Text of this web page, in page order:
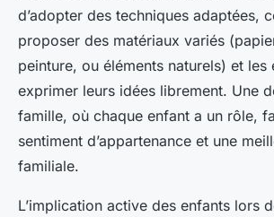
d’adopter des techniques adaptées,
proposer des matériaux variés
peinture, ou éléments naturels) et les
exprimer leurs idées librement. Une
famille, où chaque enfant a un rôle,
sentiment d’appartenance et une
familiale.
L’implication active des enfants lors